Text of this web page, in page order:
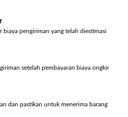
biaya pengiriman yang telah diestimasi
setelah pembayaran biaya ongkir
dan pastikan untuk menerima barang